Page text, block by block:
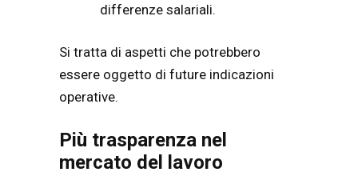
differenze salariali.
Si tratta di aspetti che potrebbero
essere oggetto di future indicazioni
operative.
Più trasparenza nel
mercato del lavoro